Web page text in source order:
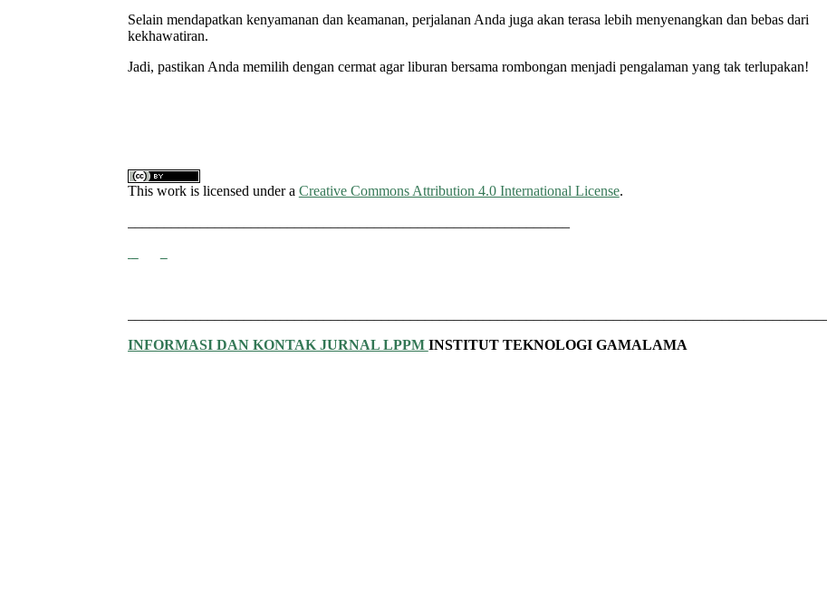
Selain mendapatkan kenyamanan dan keamanan, perjalanan Anda juga akan terasa lebih menyenangkan dan bebas dari
kekhawatiran.
Jadi, pastikan Anda memilih dengan cermat agar liburan bersama rombongan menjadi pengalaman yang tak terlupakan!
This work is licensed under a Creative Commons Attribution 4.0 International License.
INFORMASI DAN KONTAK JURNAL LPPM INSTITUT TEKNOLOGI GAMALAMA